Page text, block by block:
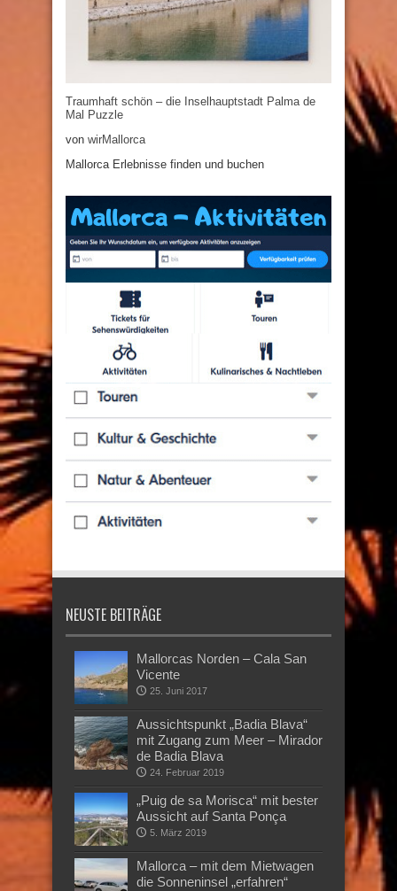
Traumhaft schön – die Inselhauptstadt Palma de
Mal Puzzle
von wirMallorca
Mallorca Erlebnisse finden und buchen
NEUSTE BEITRÄGE
Mallorcas Norden – Cala San
Vicente
25. Juni 2017
Aussichtspunkt „Badia Blava“
mit Zugang zum Meer – Mirador
de Badia Blava
24. Februar 2019
„Puig de sa Morisca“ mit bester
Aussicht auf Santa Ponça
5. März 2019
Mallorca – mit dem Mietwagen
die Sonneninsel „erfahren“